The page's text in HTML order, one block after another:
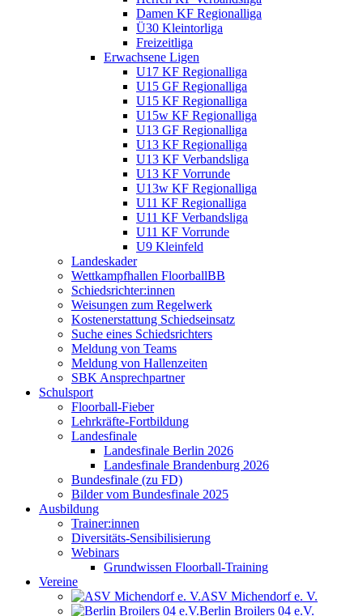
Damen KF Regionalliga
Ü30 Kleintorliga
Freizeitliga
Erwachsene Ligen
U17 KF Regionalliga
U15 GF Regionalliga
U15 KF Regionalliga
U15w KF Regionalliga
U13 GF Regionalliga
U13 KF Regionalliga
U13 KF Verbandsliga
U13 KF Vorrunde
U13w KF Regionalliga
U11 KF Regionalliga
U11 KF Verbandsliga
U11 KF Vorrunde
U9 Kleinfeld
Landeskader
Wettkampfhallen FloorballBB
Schiedsrichter:innen
Weisungen zum Regelwerk
Kostenerstattung Schiedseinsatz
Suche eines Schiedsrichters
Meldung von Teams
Meldung von Hallenzeiten
SBK Ansprechpartner
Schulsport
Floorball-Fieber
Lehrkräfte-Fortbildung
Landesfinale
Landesfinale Berlin 2026
Landesfinale Brandenburg 2026
Bundesfinale (zu FD)
Bilder vom Bundesfinale 2025
Ausbildung
Trainer:innen
Diversitäts-Sensibilisierung
Webinars
Grundwissen Floorball-Training
Vereine
ASV Michendorf e. V.
Berlin Broilers 04 e.V.